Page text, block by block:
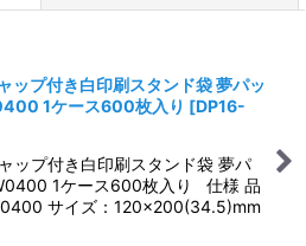
絞り込む
ップ付き白印刷スタンド袋 夢パッ
1ケース600枚入り [DP16-
ップ付き白印刷スタンド袋 夢パ
1ケース600枚入り 仕様 品
サイズ：120×200(34.5)mm